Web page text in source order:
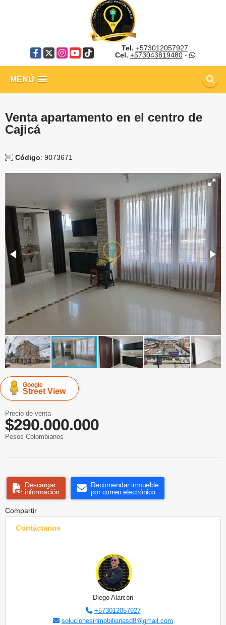
Facebook
X Instagram
YouTube
TikTok
Tel. +573012057927
Cel. +573043819480-
MENÚ
Venta apartamento en el centro de
Cajicá
Código: 9073671
Google
Street View
Precio de venta
$290.000.000
Pesos Colombianos
Descargar
información
Recomendar inmueble
por correo electrónico
Compartir
Contáctanos
Diego Alarcón
+573012057927
solucionesinmobiliariasd8@gmail.com